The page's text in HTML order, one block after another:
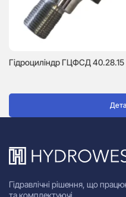
Гідроциліндр ГЦФСД 40.28.15
Гідравлічні рішення, що